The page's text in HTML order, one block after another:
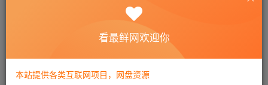
看最鲜网欢迎你
本站提供各类互联网项目，网盘资源